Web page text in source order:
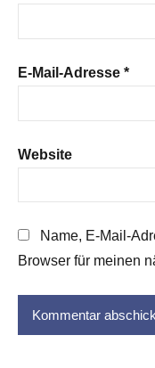
E-Mail-Adresse *
Website
Name, E-Mail-
Browser für meinen